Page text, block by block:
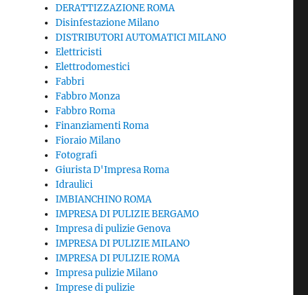
DERATTIZZAZIONE ROMA
Disinfestazione Milano
DISTRIBUTORI AUTOMATICI MILANO
Elettricisti
Elettrodomestici
Fabbri
Fabbro Monza
Fabbro Roma
Finanziamenti Roma
Fioraio Milano
Fotografi
Giurista D'Impresa Roma
Idraulici
IMBIANCHINO ROMA
IMPRESA DI PULIZIE BERGAMO
Impresa di pulizie Genova
IMPRESA DI PULIZIE MILANO
IMPRESA DI PULIZIE ROMA
Impresa pulizie Milano
Imprese di pulizie